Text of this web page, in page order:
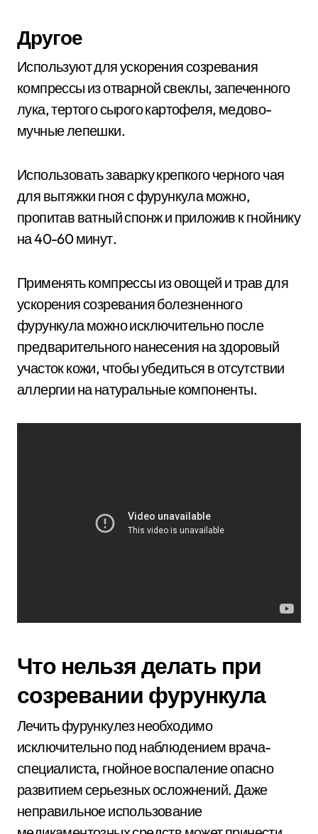
Другое
Используют для ускорения созревания
компрессы из отварной свеклы, запеченного
лука, тертого сырого картофеля, медово-
мучные лепешки.
Использовать заварку крепкого черного чая
для вытяжки гноя с фурункула можно,
пропитав ватный спонж и приложив к гнойнику
на 40-60 минут.
Применять компрессы из овощей и трав для
ускорения созревания болезненного
фурункула можно исключительно после
предварительного нанесения на здоровый
участок кожи, чтобы убедиться в отсутствии
аллергии на натуральные компоненты.
Что нельзя делать при
созревании фурункула
Лечить фурункулез необходимо
исключительно под наблюдением врача-
специалиста, гнойное воспаление опасно
развитием серьезных осложнений. Даже
неправильное использование